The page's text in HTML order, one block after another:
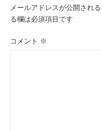
ー
シ
ョ
メールアドレスが公開される
る欄は必須項目です
コメント ※